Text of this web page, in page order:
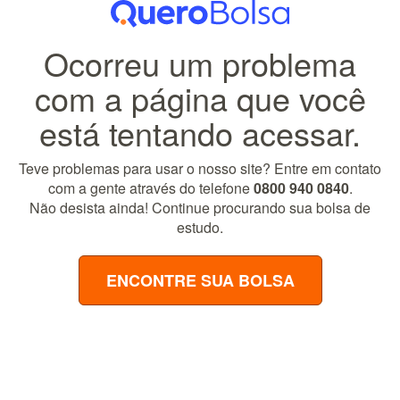
Ocorreu um problema
com a página que você
está tentando acessar.
Teve problemas para usar o nosso site? Entre em contato
com a gente através do telefone0800 940 0840.
Não desista ainda! Continue procurando sua bolsa de
estudo.
ENCONTRE SUA BOLSA